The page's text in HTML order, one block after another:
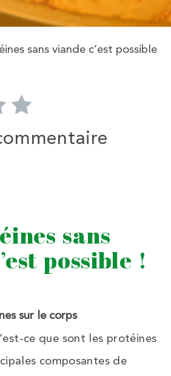
sans viande c’est possible
sans
possible !
sur le corps
ce que sont les protéines
composantes de